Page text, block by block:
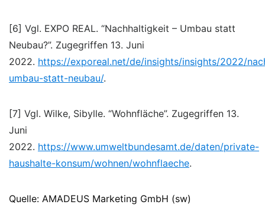
[6] Vgl. EXPO REAL. “Nachhaltigkeit – Umbau statt
Neubau?”. Zugegriffen 13. Juni
2022. https://exporeal.net/de/insights/insights/2022/
umbau-statt-neubau/.
[7] Vgl. Wilke, Sibylle. “Wohnfläche”. Zugegriffen 13.
Juni
2022. https://www.umweltbundesamt.de/daten/private-
haushalte-konsum/wohnen/wohnflaeche.
Quelle: AMADEUS Marketing GmbH (sw)